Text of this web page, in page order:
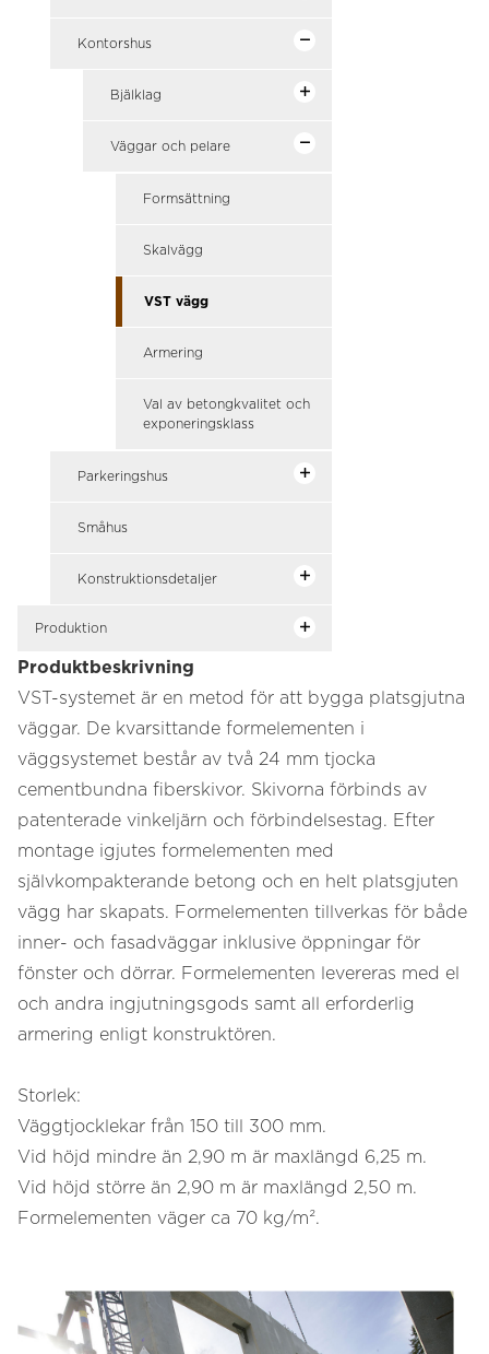
Kontorshus
Bjälklag
Väggar och pelare
Formsättning
Skalvägg
VST vägg
Armering
Val av betongkvalitet och
exponeringsklass
Parkeringshus
Småhus
Konstruktionsdetaljer
Produktion
Produktbeskrivning
VST-systemet är en metod för att bygga platsgjutna
väggar. De kvarsittande formelementen i
väggsystemet består av två 24 mm tjocka
cementbundna fiberskivor. Skivorna förbinds av
patenterade vinkeljärn och förbindelsestag. Efter
montage igjutes formelementen med
självkompakterande betong och en helt platsgjuten
vägg har skapats. Formelementen tillverkas för både
inner- och fasadväggar inklusive öppningar för
fönster och dörrar. Formelementen levereras med el
och andra ingjutningsgods samt all erforderlig
armering enligt konstruktören.
Storlek:
Väggtjocklekar från 150 till 300 mm.
Vid höjd mindre än 2,90 m är maxlängd 6,25 m.
Vid höjd större än 2,90 m är maxlängd 2,50 m.
Formelementen väger ca 70 kg/m².